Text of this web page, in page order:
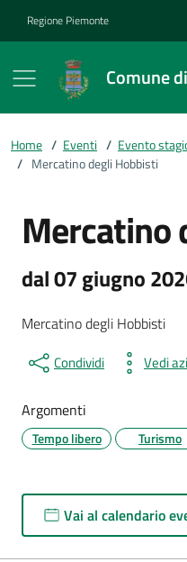
Regione Piemonte
Comune
Home / Eventi / Evento
/ Mercatino degli Hobbisti
Mercatino
dal 07 giugno
Mercatino degli Hobbisti
Condividi Vedi
Argomenti
Tempo libero Turismo
Vai al calendario